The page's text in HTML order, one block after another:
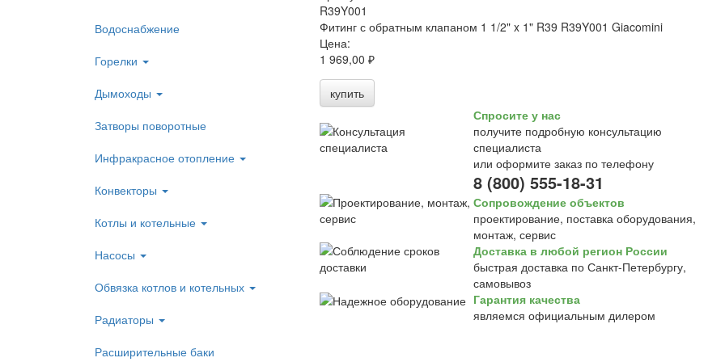
Водоснабжение
Горелки
Дымоходы
Затворы поворотные
Инфракрасное отопление
Конвекторы
Котлы и котельные
Насосы
Обвязка котлов и котельных
Радиаторы
Расширительные баки
R39Y001
Фитинг с обратным клапаном 1 1/2" x 1" R39 R39Y001 Giacomini
Цена:
1 969,00 ₽
купить
Спросите у нас
получите подробную консультацию
специалиста
или оформите заказ по телефону
8 (800) 555-18-31
Сопровождение объектов
проектирование, поставка оборудования,
монтаж, сервис
Доставка в любой регион России
быстрая доставка по Санкт-Петербургу,
самовывоз
Гарантия качества
являемся официальным дилером